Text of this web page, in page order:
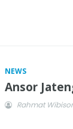
NEWS
Ansor
Rahmat